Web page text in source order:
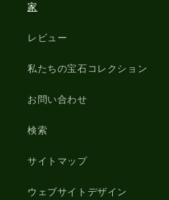
家
レビュー
私たちの宝石コレクション
お問い合わせ
検索
サイトマップ
ウェブサイトデザイン